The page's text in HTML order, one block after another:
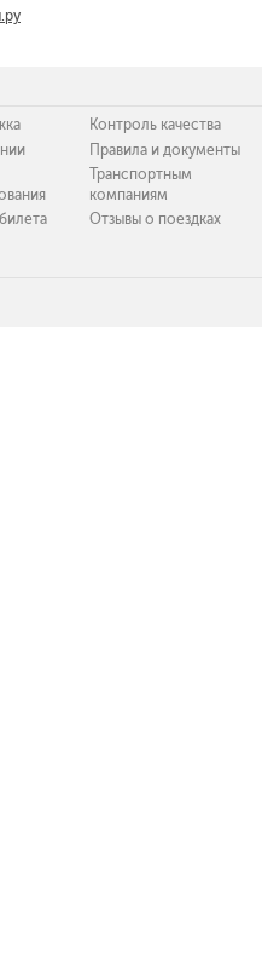
Контроль качества
Правила и документы
Транспортным
компаниям
Отзывы о поездках